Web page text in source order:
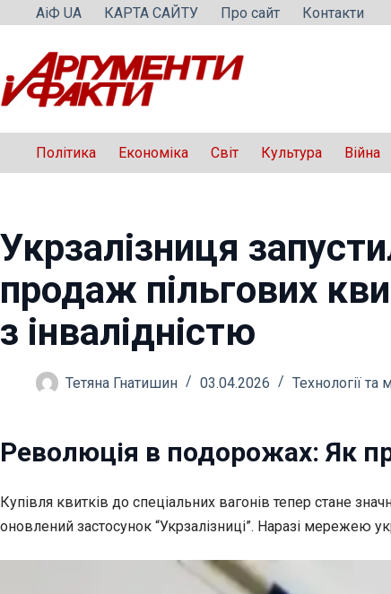
Перейти
вмісту
АіФ UA КАРТА САЙТУ Про сайт Контакти
Політика Економіка Світ Культура Війна
Укрзалізниця
продаж пільгових
з інвалідністю
Тетяна Гнатишин 03.04.2026 Технології та
Революція в подорожах: Як
Купівля квитків до спеціальних вагонів тепер стане
оновлений застосунок “Укрзалізниці”. Наразі мережею